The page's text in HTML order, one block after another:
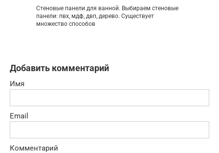
Стеновые панели для ванной. Выбираем стеновые
панели: пвх, мдф, двп, дерево. Существует
множество способов
Добавить комментарий
Имя
Email
Комментарий